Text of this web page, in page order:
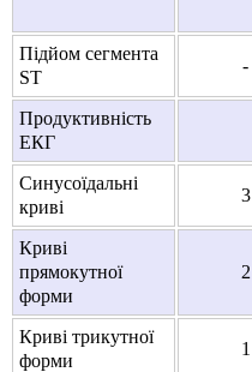
Підйом сегмента
ST
-
Продуктивність
ЕКГ
Синусоїдальні
криві
3
Криві
прямокутної
форми
2
Криві трикутної
форми
1